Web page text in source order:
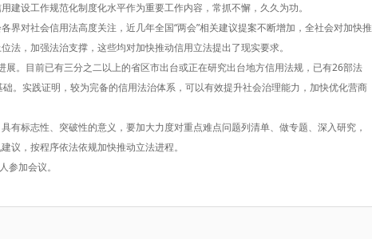
设工作规范化制度化水平作为重要工作内容，常抓不懈，久久为功。
对社会信用法高度关注，近几年全国“两会”相关建议提案不断增加，全社会对加快推
，加强法治支撑，这些均对加快推动信用立法提出了现实要求。
。目前已有三分之二以上的省区市出台或正在研究出台地方信用法规，已有26部法
。实践证明，较为完备的信用法治体系，可以有效提升社会治理能力，加快优化营商
标志性、突破性的意义，要加大力度对重点难点问题列清单、做专题、深入研究，
议，按程序依法依规加快推动立法进程。
加会议。